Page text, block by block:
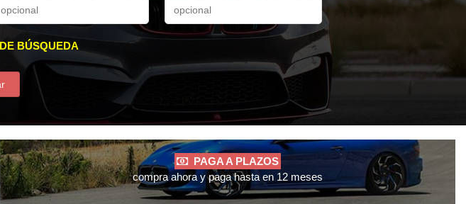
BÚSQUEDA
PAGA A PLAZOS
compra ahora y paga hasta en 12 meses